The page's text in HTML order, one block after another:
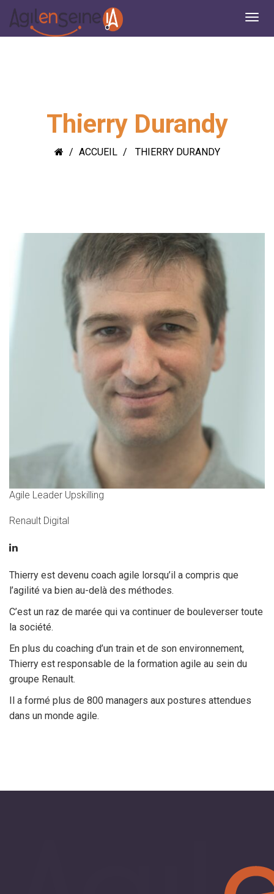
Thierry Durandy
ACCUEIL THIERRY DURANDY
Agile Leader Upskilling
Renault Digital
Thierry est devenu coach agile lorsqu’il a compris que
l’agilité va bien au-delà des méthodes.
C’est un raz de marée qui va continuer de bouleverser toute
la société.
En plus du coaching d’un train et de son environnement,
Thierry est responsable de la formation agile au sein du
groupe Renault.
Il a formé plus de 800 managers aux postures attendues
dans un monde agile.